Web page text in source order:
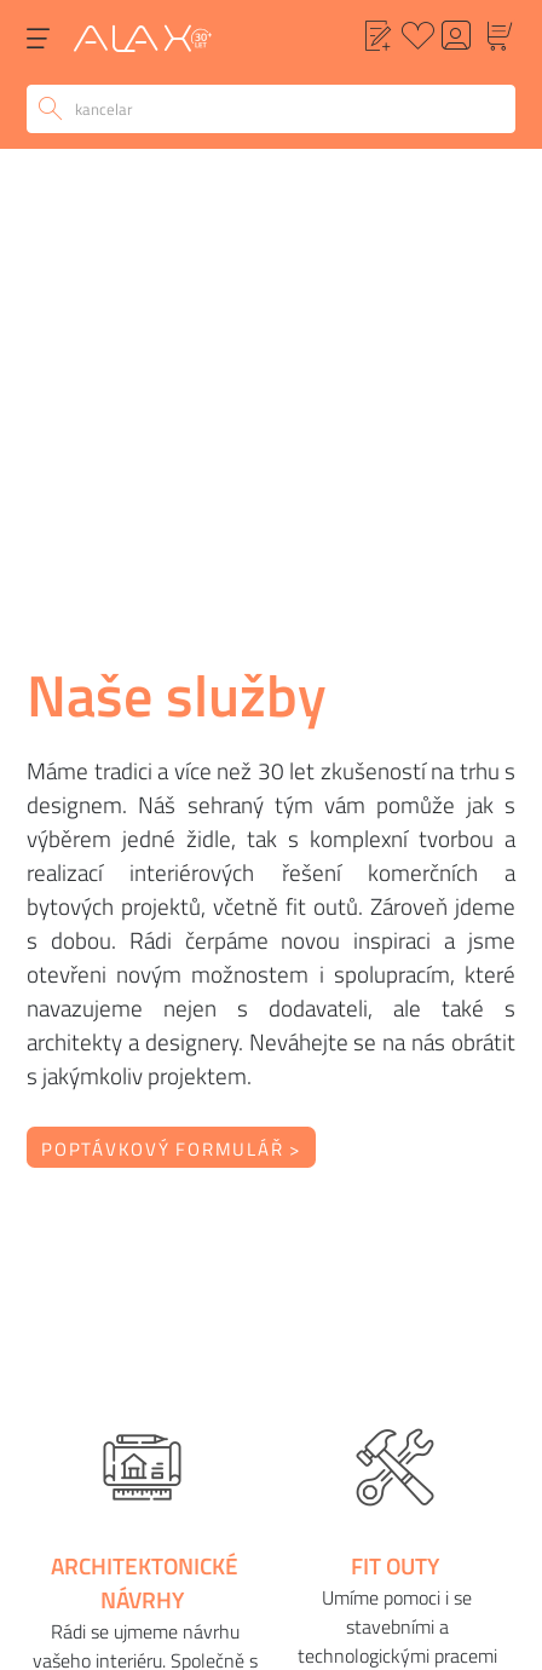
Naše služby
Máme tradici a více než 30 let zkušeností na trhu s
designem. Náš sehraný tým vám pomůže jak s
výběrem jedné židle, tak s komplexní tvorbou a
realizací interiérových řešení komerčních a
bytových projektů, včetně fit outů. Zároveň jdeme
s dobou. Rádi čerpáme novou inspiraci a jsme
otevřeni novým možnostem i spolupracím, které
navazujeme nejen s dodavateli, ale také s
architekty a designery. Neváhejte se na nás obrátit
s jakýmkoliv projektem.
POPTÁVKOVÝ FORMULÁŘ >
ARCHITEKTONICKÉ
NÁVRHY
Rádi se ujmeme návrhu
vašeho interiéru. Společně s
FIT OUTY
Umíme pomoci i se
stavebními a
technologickými pracemi